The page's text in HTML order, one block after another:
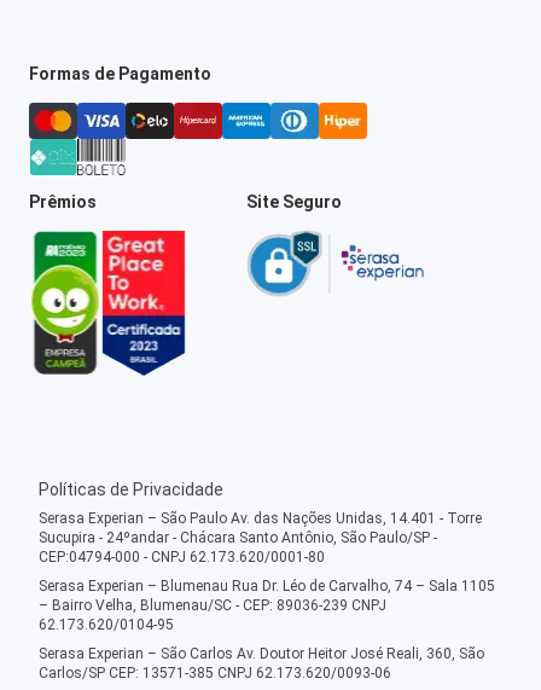
Formas de Pagamento
Prêmios Site Seguro
Políticas de Privacidade
Serasa Experian – São Paulo Av. das Nações Unidas, 14.401 - Torre
Sucupira - 24ºandar - Chácara Santo Antônio, São Paulo/SP -
CEP:04794-000 - CNPJ 62.173.620/0001-80
Serasa Experian – Blumenau Rua Dr. Léo de Carvalho, 74 – Sala 1105
– Bairro Velha, Blumenau/SC - CEP: 89036-239 CNPJ
62.173.620/0104-95
Serasa Experian – São Carlos Av. Doutor Heitor José Reali, 360, São
Carlos/SP CEP: 13571-385 CNPJ 62.173.620/0093-06